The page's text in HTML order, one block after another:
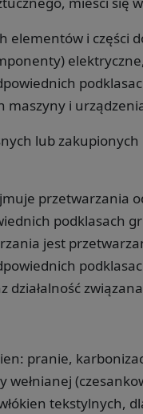
elementów i części
i
lub
przetwarzania
podklasach
jest
działalność
pranie,
tekstylnych,